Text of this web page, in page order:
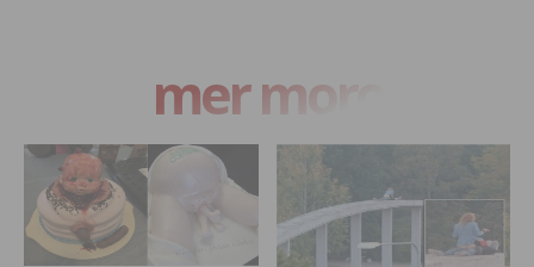
mer moro